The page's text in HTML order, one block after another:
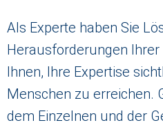
Als Experte haben Sie
Herausforderungen
Ihnen, Ihre Expertise
Menschen zu erreichen.
dem Einzelnen und der